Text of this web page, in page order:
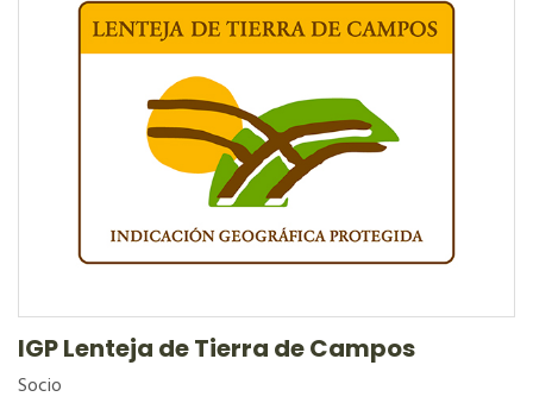
IGP Lenteja de Tierra de Campos
Socio